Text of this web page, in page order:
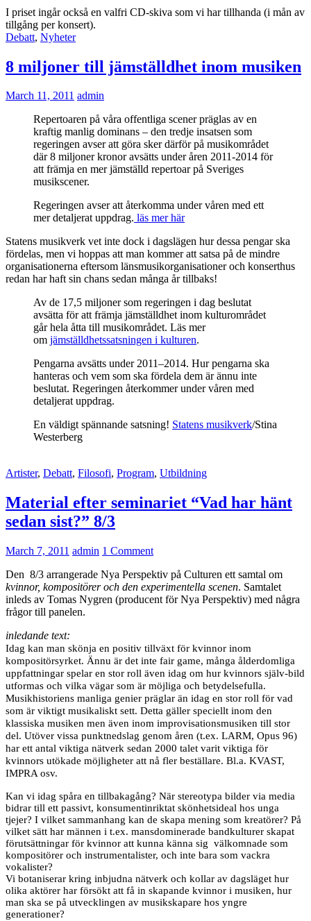
I priset ingår också en valfri CD-skiva som vi har tillhanda (i mån av
tillgång per konsert).
Debatt, Nyheter
8 miljoner till jämställdhet inom musiken
March 11, 2011 admin
Repertoaren på våra offentliga scener präglas av en
kraftig manlig dominans – den tredje insatsen som
regeringen avser att göra sker därför på musikområdet
där 8 miljoner kronor avsätts under åren 2011-2014 för
att främja en mer jämställd repertoar på Sveriges
musikscener.
Regeringen avser att återkomma under våren med ett
mer detaljerat uppdrag. läs mer här
Statens musikverk vet inte dock i dagslägen hur dessa pengar ska
fördelas, men vi hoppas att man kommer att satsa på de mindre
organisationerna eftersom länsmusikorganisationer och konserthus
redan har haft sin chans sedan många år tillbaks!
Av de 17,5 miljoner som regeringen i dag beslutat
avsätta för att främja jämställdhet inom kulturområdet
går hela åtta till musikområdet. Läs mer
om jämställdhetssatsningen i kulturen.
Pengarna avsätts under 2011­–2014. Hur pengarna ska
hanteras och vem som ska fördela dem är ännu inte
beslutat. Regeringen återkommer under våren med
detaljerat uppdrag.
En väldigt spännande satsning! Statens musikverk/Stina
Westerberg
Artister, Debatt, Filosofi, Program, Utbildning
Material efter seminariet “Vad har hänt
sedan sist?” 8/3
March 7, 2011 admin 1 Comment
Den 8/3 arrangerade Nya Perspektiv på Culturen ett samtal om
kvinnor, kompositörer och den experimentella scenen. Samtalet
inleds av Tomas Nygren (producent för Nya Perspektiv) med några
frågor till panelen.
inledande text:
Idag kan man skönja en positiv tillväxt för kvinnor inom
kompositörsyrket. Ännu är det inte fair game, många ålderdomliga
uppfattningar spelar en stor roll även idag om hur kvinnors själv-bild
utformas och vilka vägar som är möjliga och betydelsefulla.
Musikhistoriens manliga genier präglar än idag en stor roll för vad
som är viktigt musikaliskt sett. Detta gäller speciellt inom den
klassiska musiken men även inom improvisationsmusiken till stor
del. Utöver vissa punktnedslag genom åren (t.ex. LARM, Opus 96)
har ett antal viktiga nätverk sedan 2000 talet varit viktiga för
kvinnors utökade möjligheter att nå fler beställare. Bl.a. KVAST,
IMPRAosv.
Kan vi idag spåra en tillbakagång? När stereotypa bilder via media
bidrar till ett passivt, konsumentinriktat skönhetsideal hos unga
tjejer? I vilket sammanhang kan de skapa mening som kreatörer? På
vilket sätt har männen i t.ex. mansdominerade bandkulturer skapat
förutsättningar för kvinnor att kunna känna sig välkomnade som
kompositörer och instrumentalister, och inte bara som vackra
vokalister?
Vi botaniserar kring inbjudna nätverk och kollar av dagsläget hur
olika aktörer har försökt att få in skapande kvinnor i musiken, hur
man ska se på utvecklingen av musikskapare hos yngre
generationer?